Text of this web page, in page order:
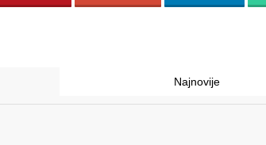
Najnovije